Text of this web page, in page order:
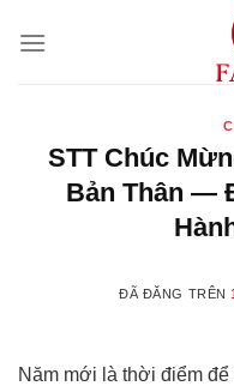
đến
STT Chúc
Bản Thân —
ĐÃ ĐĂNG TRÊN
Năm mới là thời điểm